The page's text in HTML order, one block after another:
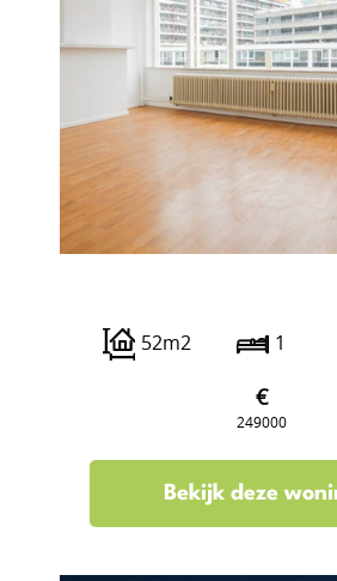
52m2 1
€
249000
Bekijk deze